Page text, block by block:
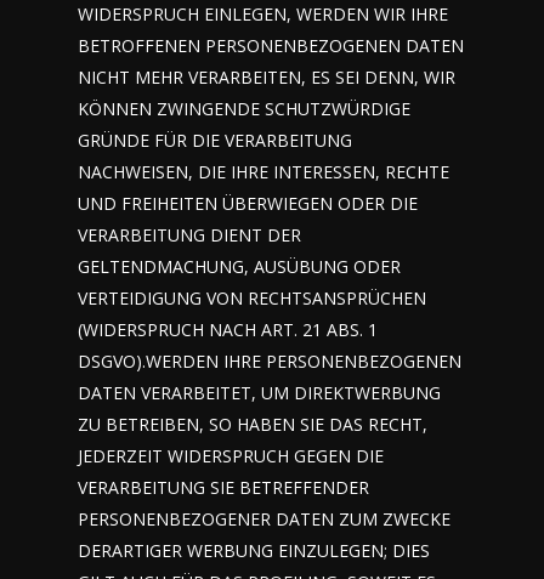
WIDERSPRUCH EINLEGEN, WERDEN WIR IHRE
BETROFFENEN PERSONENBEZOGENEN DATEN
NICHT MEHR VERARBEITEN, ES SEI DENN, WIR
KÖNNEN ZWINGENDE SCHUTZWÜRDIGE
GRÜNDE FÜR DIE VERARBEITUNG
NACHWEISEN, DIE IHRE INTERESSEN, RECHTE
UND FREIHEITEN ÜBERWIEGEN ODER DIE
VERARBEITUNG DIENT DER
GELTENDMACHUNG, AUSÜBUNG ODER
VERTEIDIGUNG VON RECHTSANSPRÜCHEN
(WIDERSPRUCH NACH ART. 21 ABS. 1
DSGVO).WERDEN IHRE PERSONENBEZOGENEN
DATEN VERARBEITET, UM DIREKTWERBUNG
ZU BETREIBEN, SO HABEN SIE DAS RECHT,
JEDERZEIT WIDERSPRUCH GEGEN DIE
VERARBEITUNG SIE BETREFFENDER
PERSONENBEZOGENER DATEN ZUM ZWECKE
DERARTIGER WERBUNG EINZULEGEN; DIES